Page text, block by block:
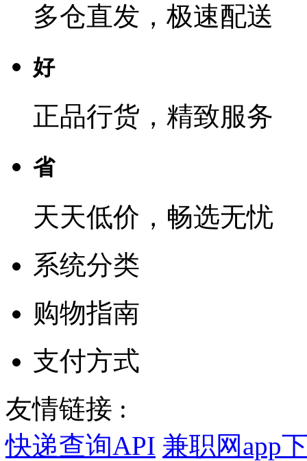
多仓直发，极速配送
好
正品行货，精致服务
省
天天低价，畅选无忧
系统分类
购物指南
支付方式
友情链接 :
快递查询API 兼职网app